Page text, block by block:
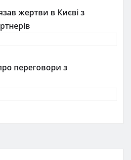
жертви в Києві з
переговори з